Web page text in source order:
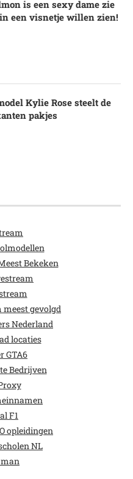
is een sexy dame zie
een visnetje willen zien!
Kylie Rose steelt de
pakjes
Bekeken
gevolgd
Nederland
locaties
GTA6
Bedrijven
F1
opleidingen
NL